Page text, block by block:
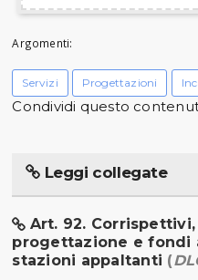
Argomenti:
Servizi Progettazioni
Condividi questo
Leggi collegate
Art. 92.
progettazione e fondi
stazioni appaltanti (